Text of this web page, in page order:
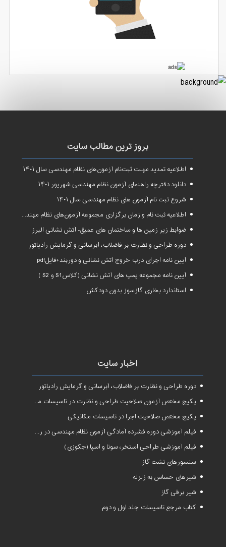
بروز ترین مطالب سایت
اطلاعیه تمدید مهلت ثبت‌نام آزمون‌های نظام مهندسی سال ۱۴۰۱
دانلود دفترچه راهنمای آزمون نظام مهندسی شهریور ۱۴۰۱
شروع ثبت نام آزمون های نظام مهندسی سال ۱۴۰۱
اطلاعیه ثبت نام و زمان برگزاری مجموعه آزمون‌های نظام مهندسی ساختمان سال ۱۴۰۱
ضوابط زیر زمین ها و ساختمان های عمیق- آتش نشانی البرز
دوره طراحی و نظارت بر فاضلاب، آبرسانی و گرمایش رادیاتور
آیین نامه اجرای درب خروج آتش نشانی و دوربند+فایلpdf
آیین نامه مجموعه پمپ های آتش نشانی (کلاسS1 و S2 )
استاندارد بخاری گازسوز بدون دودکش
اخبار سایت
دوره طراحی و نظارت بر فاضلاب، آبرسانی و گرمایش رادیاتور
پکیج مختص آزمون صلاحیت طراحی و نظارت در تاسیسات مکانیکی
پکیج مختص صلاحیت اجرا در تاسیسات مکانیکی
فیلم آموزشی دوره فشرده آمادگی آزمون نظام مهندسی در رشته طراحی و نظارت تاسیسات مکانیکی ساختمان
فیلم آموزشی طراحی استخر، سونا و اسپا (جکوزی)
سنسورهای نشت گاز
شیرهای حساس به زلزله
شیر برقی گاز
کتاب مرجع تاسیسات جلد اول و دوم